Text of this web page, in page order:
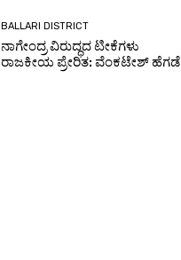
BALLARI DISTRICT
ನಾಗೇಂದ್ರ ವಿರುದ್ಧದ ಟೀಕೆಗಳು
ರಾಜಕೀಯ ಪ್ರೇರಿತ: ವೆಂಕಟೇಶ್ ಹೆಗಡೆ